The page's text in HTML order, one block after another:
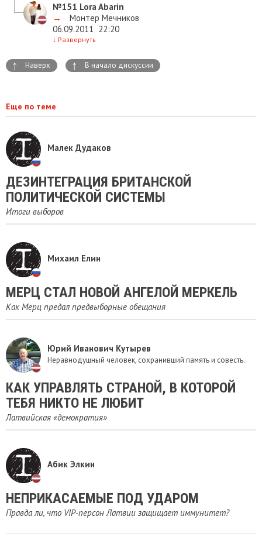
№151 Lora Abarin
→
Монтер Мечников
06.09.2011 22:20
↓ Развернуть
↑ Наверх ↑ В начало дискуссии
Еще по теме
Малек Дудаков
ДЕЗИНТЕГРАЦИЯ БРИТАНСКОЙ
ПОЛИТИЧЕСКОЙ СИСТЕМЫ
Итоги выборов
Михаил Елин
МЕРЦ СТАЛ НОВОЙ АНГЕЛОЙ МЕРКЕЛЬ
Как Мерц предал предвыборные обещания
Юрий Иванович Кутырев
Неравнодушный человек, сохранивший память и совесть.
КАК УПРАВЛЯТЬ СТРАНОЙ, В КОТОРОЙ
ТЕБЯ НИКТО НЕ ЛЮБИТ
Латвийская «демократия»
Абик Элкин
НЕПРИКАСАЕМЫЕ ПОД УДАРОМ
Правда ли, что VIP-персон Латвии защищает иммунитет?